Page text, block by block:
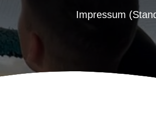
Impressum